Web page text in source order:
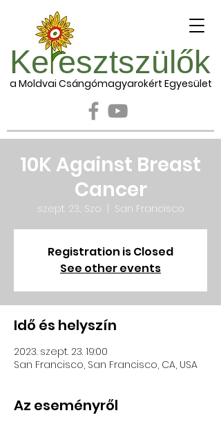
Ke esztszülők
a Moldvai Csángómagyarokért Egyesület
10K Against Breast
Cancer
szept. 23., Szo San Francisco
Registration is Closed
See other events
Idő és helyszín
2023. szept. 23. 19:00
San Francisco, San Francisco, CA, USA
Az eseményről